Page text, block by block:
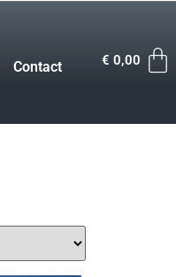
Contact € 0,00